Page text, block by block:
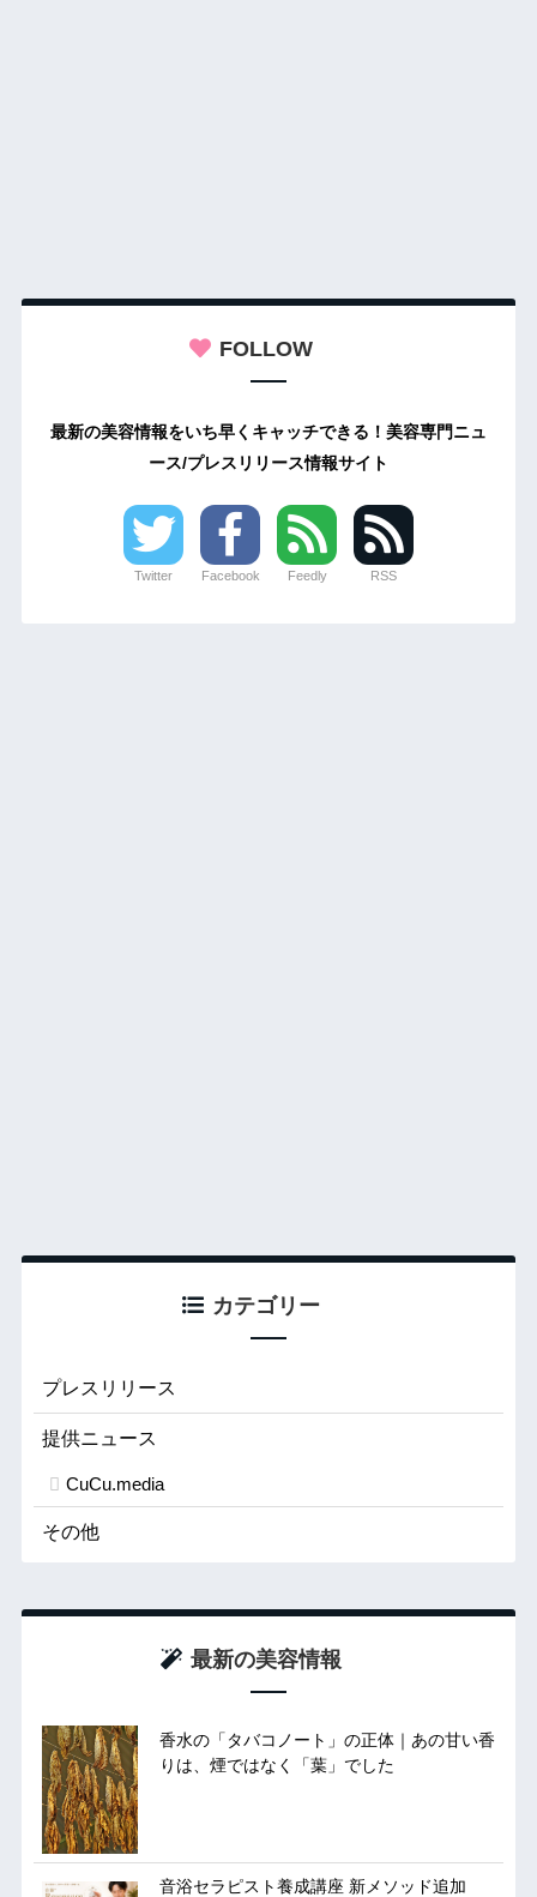
FOLLOW
最新の美容情報をいち早くキャッチできる！美容専門ニュ
ース/プレスリリース情報サイト
Twitter Facebook Feedly RSS
カテゴリー
プレスリリース
提供ニュース
CuCu.media
その他
最新の美容情報
香水の「タバコノート」の正体｜あの甘い香
りは、煙ではなく「葉」でした
音浴セラピスト養成講座 新メソッド追加